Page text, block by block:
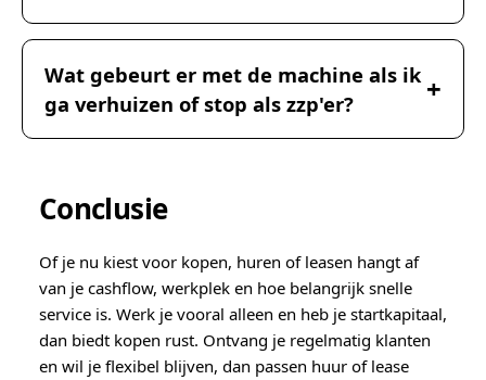
Wat gebeurt er met de machine als ik
ga verhuizen of stop als zzp'er?
Conclusie
Of je nu kiest voor kopen, huren of leasen hangt af
van je cashflow, werkplek en hoe belangrijk snelle
service is. Werk je vooral alleen en heb je startkapitaal,
dan biedt kopen rust. Ontvang je regelmatig klanten
en wil je flexibel blijven, dan passen huur of lease